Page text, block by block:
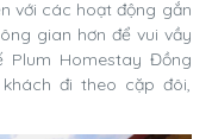
với các hoạt động gắn
gian hơn để vui vầy
Plum Homestay Đồng
đi theo cặp đôi,